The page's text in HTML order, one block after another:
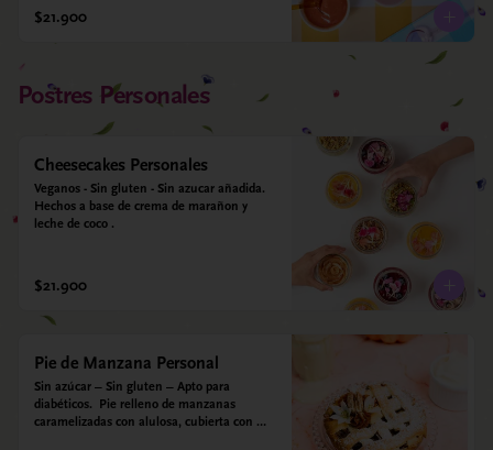
alulosa, leche deslactosada, leche de coco,
vainilla. Salsa de guayaba: Guayaba y
$21.900
Postres Personales
Cheesecakes Personales
Veganos - Sin gluten - Sin azucar añadida.
Hechos a base de crema de marañon y
leche de coco .
$21.900
Pie de Manzana Personal
Sin azúcar – Sin gluten – Apto para
diabéticos.  Pie relleno de manzanas
caramelizadas con alulosa, cubierta con